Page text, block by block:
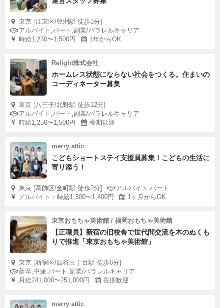
東京 [江東区/豊洲駅 徒歩3分]
アルバイト,パート,副業/パラレルキャリア
時給1,230〜1,500円
1年からOK
Relight株式会社
ホームレス状態にならない社会をつくる。住まいの
コーディネーター募集
東京 [八王子/北野駅 徒歩12分]
アルバイト,パート,副業/パラレルキャリア
時給1,250〜1,500円
長期歓迎
merry attic
こどもショートステイ支援員募集！こどもの生活に
寄り添う！
東京 [葛飾区/金町駅 徒歩2分]
アルバイト,パート
アルバイト：時給1,300〜1,400円
1ヶ月からOK
東京おもちゃ美術館 / 福岡おもちゃ美術館
【正職員】新宿の旧校舎で世代間交流を木のぬくも
りで推進「東京おもちゃ美術館」
東京 [新宿区/四谷三丁目駅 徒歩6分]
新卒,中途,パート,副業/パラレルキャリア
月給241,000〜251,000円
長期歓迎
merry attic